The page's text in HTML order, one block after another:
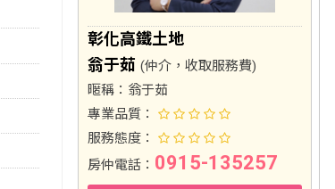
彰化高鐵土地
翁于茹 (仲介，收取服務費)
暱稱： 翁于茹
專業品質：
服務態度：
房仲電話： 0915-135257